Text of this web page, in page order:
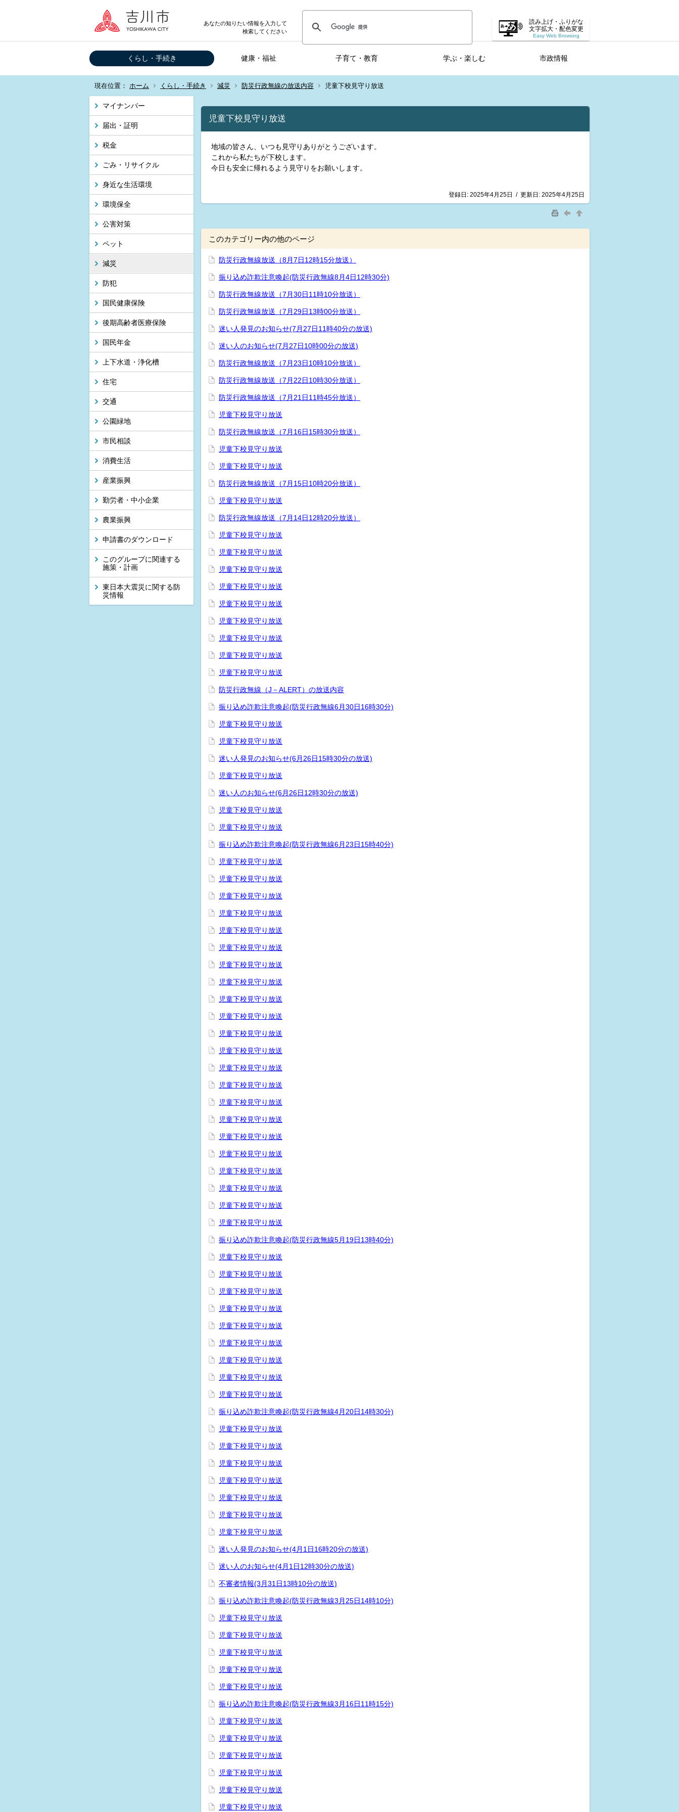
あなたの知りたい情報を入力して
検索してください
読み上げ・ふりがな
文字拡大・配色変更
Easy Web Browsing
くらし・手続き 健康・福祉 子育て・教育 学ぶ・楽しむ 市政情報
現在位置： ホーム くらし・手続き 減災 防災行政無線の放送内容 児童下校見守り放送
マイナンバー
届出・証明
税金
ごみ・リサイクル
身近な生活環境
環境保全
公害対策
ペット
減災
防犯
国民健康保険
後期高齢者医療保険
国民年金
上下水道・浄化槽
住宅
交通
公園緑地
市民相談
消費生活
産業振興
勤労者・中小企業
農業振興
申請書のダウンロード
このグループに関連する
施策・計画
東日本大震災に関する防
災情報
児童下校見守り放送
地域の皆さん、いつも見守りありがとうございます。
これから私たちが下校します。
今日も安全に帰れるよう見守りをお願いします。
登録日: 2025年4月25日 / 更新日: 2025年4月25日
このカテゴリー内の他のページ
防災行政無線放送（8月7日12時15分放送）
振り込め詐欺注意喚起(防災行政無線8月4日12時30分)
防災行政無線放送（7月30日11時10分放送）
防災行政無線放送（7月29日13時00分放送）
迷い人発見のお知らせ(7月27日11時40分の放送)
迷い人のお知らせ(7月27日10時00分の放送)
防災行政無線放送（7月23日10時10分放送）
防災行政無線放送（7月22日10時30分放送）
防災行政無線放送（7月21日11時45分放送）
児童下校見守り放送
防災行政無線放送（7月16日15時30分放送）
児童下校見守り放送
児童下校見守り放送
防災行政無線放送（7月15日10時20分放送）
児童下校見守り放送
防災行政無線放送（7月14日12時20分放送）
児童下校見守り放送
児童下校見守り放送
児童下校見守り放送
児童下校見守り放送
児童下校見守り放送
児童下校見守り放送
児童下校見守り放送
児童下校見守り放送
児童下校見守り放送
防災行政無線（J－ALERT）の放送内容
振り込め詐欺注意喚起(防災行政無線6月30日16時30分)
児童下校見守り放送
児童下校見守り放送
迷い人発見のお知らせ(6月26日15時30分の放送)
児童下校見守り放送
迷い人のお知らせ(6月26日12時30分の放送)
児童下校見守り放送
児童下校見守り放送
振り込め詐欺注意喚起(防災行政無線6月23日15時40分)
児童下校見守り放送
児童下校見守り放送
児童下校見守り放送
児童下校見守り放送
児童下校見守り放送
児童下校見守り放送
児童下校見守り放送
児童下校見守り放送
児童下校見守り放送
児童下校見守り放送
児童下校見守り放送
児童下校見守り放送
児童下校見守り放送
児童下校見守り放送
児童下校見守り放送
児童下校見守り放送
児童下校見守り放送
児童下校見守り放送
児童下校見守り放送
児童下校見守り放送
児童下校見守り放送
児童下校見守り放送
振り込め詐欺注意喚起(防災行政無線5月19日13時40分)
児童下校見守り放送
児童下校見守り放送
児童下校見守り放送
児童下校見守り放送
児童下校見守り放送
児童下校見守り放送
児童下校見守り放送
児童下校見守り放送
児童下校見守り放送
振り込め詐欺注意喚起(防災行政無線4月20日14時30分)
児童下校見守り放送
児童下校見守り放送
児童下校見守り放送
児童下校見守り放送
児童下校見守り放送
児童下校見守り放送
児童下校見守り放送
迷い人発見のお知らせ(4月1日16時20分の放送)
迷い人のお知らせ(4月1日12時30分の放送)
不審者情報(3月31日13時10分の放送)
振り込め詐欺注意喚起(防災行政無線3月25日14時10分)
児童下校見守り放送
児童下校見守り放送
児童下校見守り放送
児童下校見守り放送
児童下校見守り放送
振り込め詐欺注意喚起(防災行政無線3月16日11時15分)
児童下校見守り放送
児童下校見守り放送
児童下校見守り放送
児童下校見守り放送
児童下校見守り放送
児童下校見守り放送